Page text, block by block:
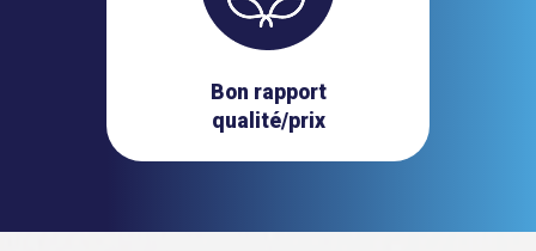
Bon rapport
qualité/prix